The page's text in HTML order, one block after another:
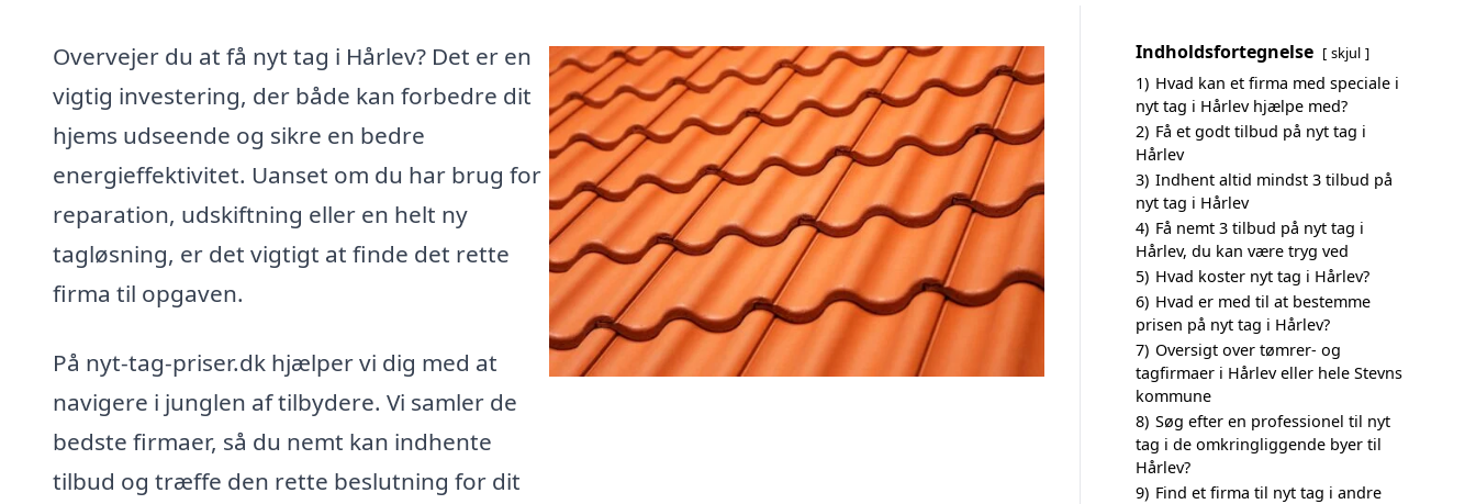
Overvejer du at få nyt tag i Hårlev? Det er en
vigtig investering, der både kan forbedre dit
hjems udseende og sikre en bedre
energieffektivitet. Uanset om du har brug for
reparation, udskiftning eller en helt ny
tagløsning, er det vigtigt at finde det rette
firma til opgaven.
På nyt-tag-priser.dk hjælper vi dig med at
navigere i junglen af tilbydere. Vi samler de
bedste firmaer, så du nemt kan indhente
tilbud og træffe den rette beslutning for dit
Indholdsfortegnelse skjul
1) Hvad kan et firma med speciale i
nyt tag i Hårlev hjælpe med?
2) Få et godt tilbud på nyt tag i
Hårlev
3) Indhent altid mindst 3 tilbud på
nyt tag i Hårlev
4) Få nemt 3 tilbud på nyt tag i
Hårlev, du kan være tryg ved
5) Hvad koster nyt tag i Hårlev?
6) Hvad er med til at bestemme
prisen på nyt tag i Hårlev?
7) Oversigt over tømrer- og
tagfirmaer i Hårlev eller hele Stevns
kommune
8) Søg efter en professionel til nyt
tag i de omkringliggende byer til
Hårlev?
9) Find et firma til nyt tag i andre